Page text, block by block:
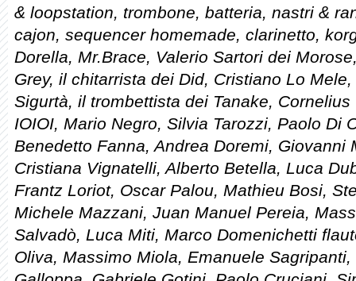
& loopstation, trombone, batteria, nastri &
cajon, sequencer homemade, clarinetto,
Dorella, Mr.Brace, Valerio Sartori dei
Grey, il chitarrista dei Did, Cristiano Lo
Sigurtà, il trombettista dei Tanake,
IOIOI, Mario Negro, Silvia Tarozzi, Paolo Di
Benedetto Fanna, Andrea Doremi, Giovanni
Cristiana Vignatelli, Alberto Betella, Luca
Frantz Loriot, Oscar Palou, Mathieu Bosi,
Michele Mazzani, Juan Manuel Pereia,
Salvadò, Luca Miti, Marco Domenichetti
Oliva, Massimo Miola, Emanuele